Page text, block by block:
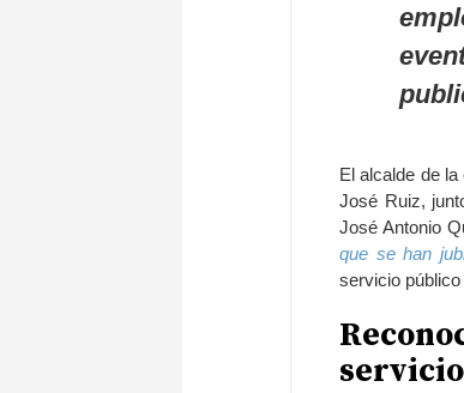
El alcalde de
José Ruiz,
José Antonio
que se han
servicio público